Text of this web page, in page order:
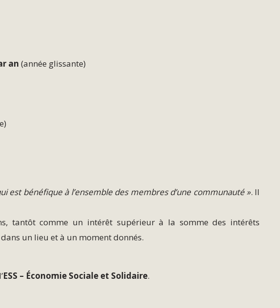
an (année glissante)
est bénéfique à l’ensemble des membres d’une communauté ». Il
tantôt comme un intérêt supérieur à la somme des intérêts
un lieu et à un moment donnés.
ESS – Économie Sociale et Solidaire.